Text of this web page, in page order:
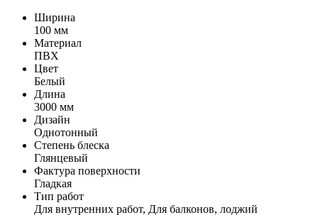
Ширина
100 мм
Материал
ПВХ
Цвет
Белый
Длина
3000 мм
Дизайн
Однотонный
Степень блеска
Глянцевый
Фактура поверхности
Гладкая
Тип работ
Для внутренних работ, Для балконов, лоджий